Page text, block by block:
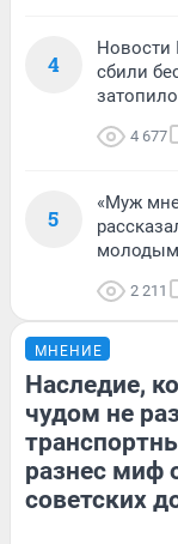
4
Новости
сбили
затопило
4 677
5
«Муж
2 211
МНЕНИЕ
Наследие,
чудом не
разнес миф
советских